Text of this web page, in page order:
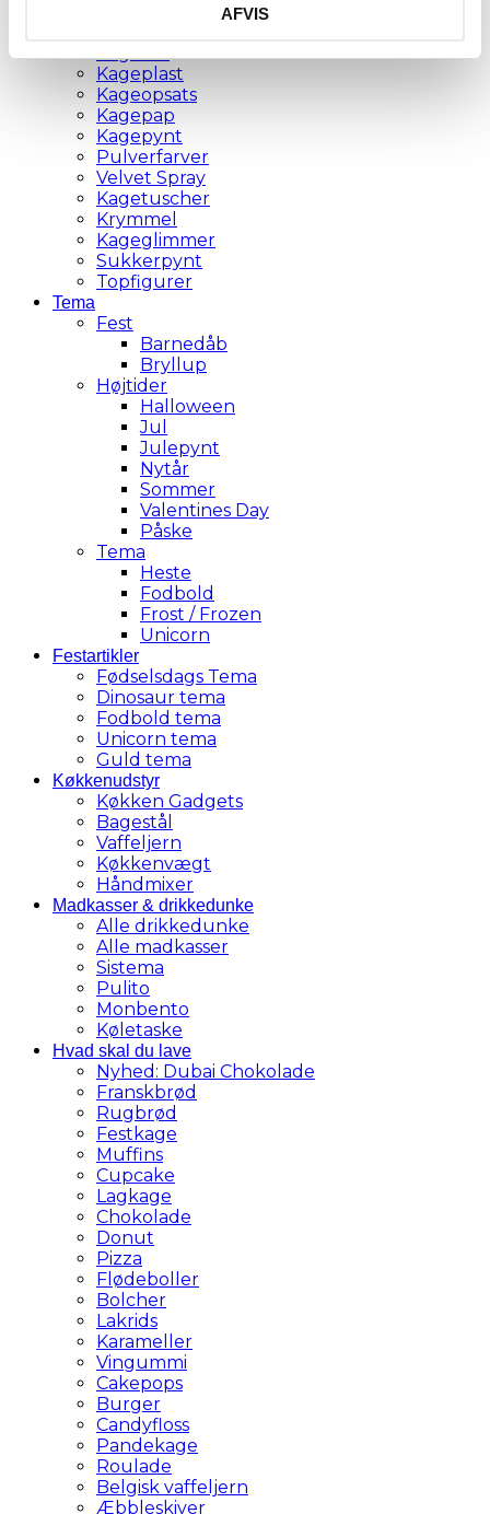
AFVIS
Kageplast
Kageopsats
Kagepap
Kagepynt
Pulverfarver
Velvet Spray
Kagetuscher
Krymmel
Kageglimmer
Sukkerpynt
Topfigurer
Tema
Fest
Barnedåb
Bryllup
Højtider
Halloween
Jul
Julepynt
Nytår
Sommer
Valentines Day
Påske
Tema
Heste
Fodbold
Frost / Frozen
Unicorn
Festartikler
Fødselsdags Tema
Dinosaur tema
Fodbold tema
Unicorn tema
Guld tema
Køkkenudstyr
Køkken Gadgets
Bagestål
Vaffeljern
Køkkenvægt
Håndmixer
Madkasser & drikkedunke
Alle drikkedunke
Alle madkasser
Sistema
Pulito
Monbento
Køletaske
Hvad skal du lave
Nyhed: Dubai Chokolade
Franskbrød
Rugbrød
Festkage
Muffins
Cupcake
Lagkage
Chokolade
Donut
Pizza
Flødeboller
Bolcher
Lakrids
Karameller
Vingummi
Cakepops
Burger
Candyfloss
Pandekage
Roulade
Belgisk vaffeljern
Æbbleskiver